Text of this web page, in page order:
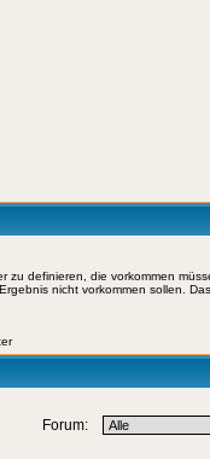
zu definieren, die vorkommen
nicht vorkommen sollen.
Forum: